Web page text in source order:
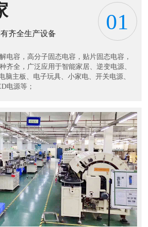
齐全生产设备 01
电容，高分子固态电容，贴片固态电容，
齐全，广泛应用于智能家居、逆变电源、
脑主板、电子玩具、小家电、开关电源、
电源等；